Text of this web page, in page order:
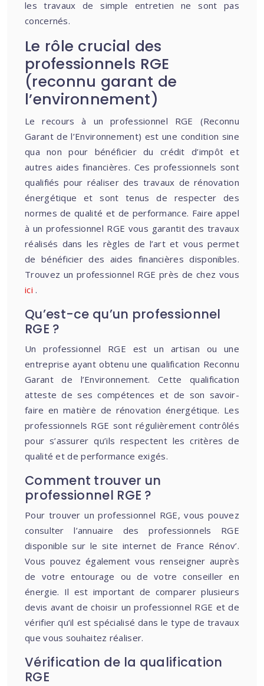
les travaux de simple entretien ne sont pas
concernés.
Le rôle crucial des
professionnels RGE
(reconnu garant de
l’environnement)
Le recours à un professionnel RGE (Reconnu
Garant de l’Environnement) est une condition sine
qua non pour bénéficier du crédit d’impôt et
autres aides financières. Ces professionnels sont
qualifiés pour réaliser des travaux de rénovation
énergétique et sont tenus de respecter des
normes de qualité et de performance. Faire appel
à un professionnel RGE vous garantit des travaux
réalisés dans les règles de l’art et vous permet
de bénéficier des aides financières disponibles.
Trouvez un professionnel RGE près de chez vous
ici.
Qu’est-ce qu’un professionnel
RGE ?
Un professionnel RGE est un artisan ou une
entreprise ayant obtenu une qualification Reconnu
Garant de l’Environnement. Cette qualification
atteste de ses compétences et de son savoir-
faire en matière de rénovation énergétique. Les
professionnels RGE sont régulièrement contrôlés
pour s’assurer qu’ils respectent les critères de
qualité et de performance exigés.
Comment trouver un
professionnel RGE ?
Pour trouver un professionnel RGE, vous pouvez
consulter l’annuaire des professionnels RGE
disponible sur le site internet de France Rénov’.
Vous pouvez également vous renseigner auprès
de votre entourage ou de votre conseiller en
énergie. Il est important de comparer plusieurs
devis avant de choisir un professionnel RGE et de
vérifier qu’il est spécialisé dans le type de travaux
que vous souhaitez réaliser.
Vérification de la qualification
RGE